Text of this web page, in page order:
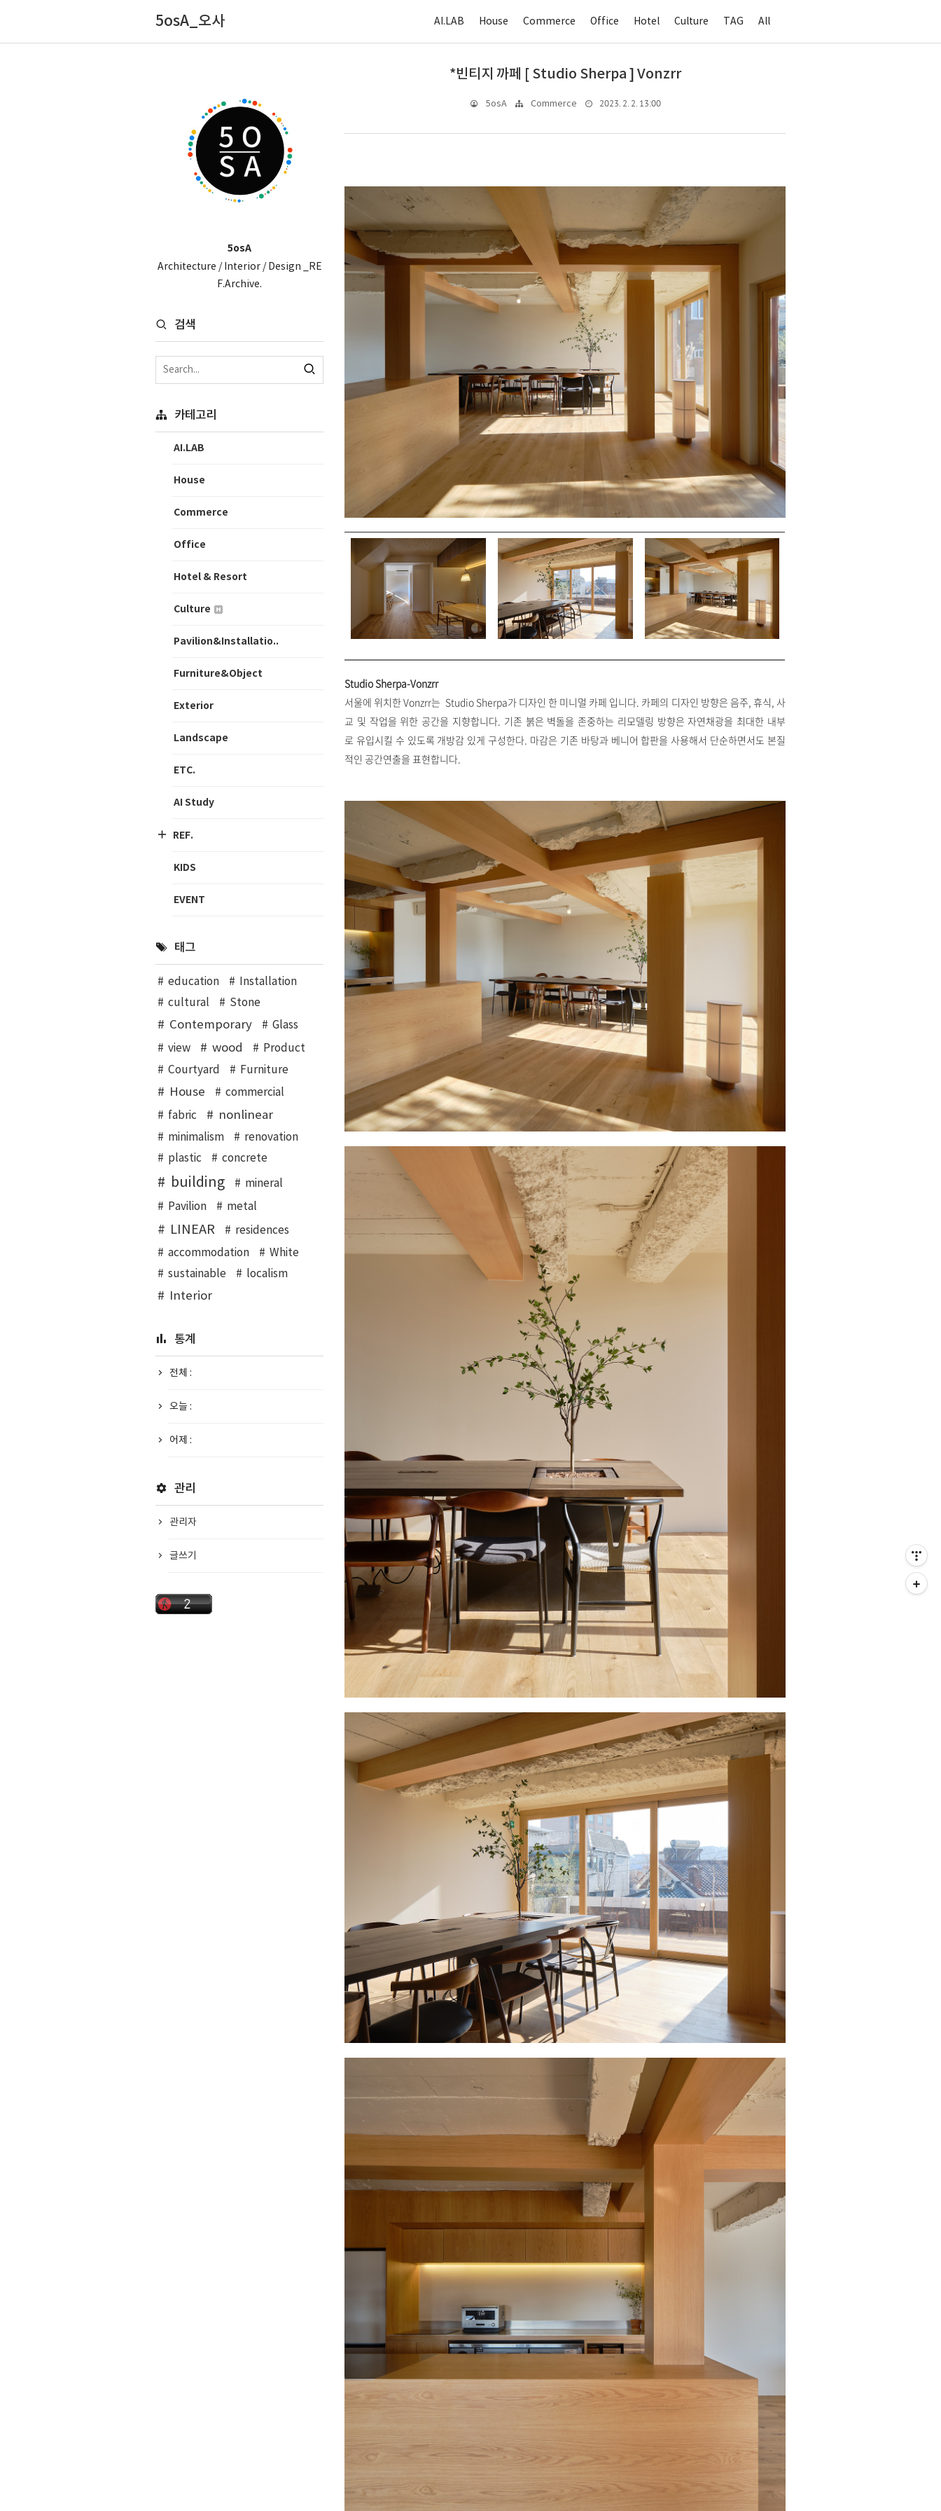
5osA_오사 AI.LAB House Commerce Office Hotel Culture TAG All
*빈티지 까페 [ Studio Sherpa ] Vonzrr
5osA Commerce 2023. 2. 2. 13:00
Studio Sherpa-Vonzrr
서울에 위치한 Vonzrr는 Studio Sherpa가 디자인 한 미니멀 카페 입니다. 카페의 디자인 방향은 음주, 휴식, 사
교 및 작업을 위한 공간을 지향합니다. 기존 붉은 벽돌을 존중하는 리모델링 방향은 자연채광을 최대한 내부
로 유입시킬 수 있도록 개방감 있게 구성한다. 마감은 기존 바탕과 베니어 합판을 사용해서 단순하면서도 본질
적인 공간연출을 표현합니다.
5osA
Architecture / Interior / Design _RE
F.Archive.
검색
카테고리
AI.LAB
House
Commerce
Office
Hotel & Resort
Culture
Pavilion&Installatio..
Furniture&Object
Exterior
Landscape
ETC.
AI Study
REF.
KIDS
EVENT
태그
education
Installation
cultural
Stone
Contemporary
Glass
view
wood
Product
Courtyard
Furniture
House
commercial
fabric
nonlinear
minimalism
renovation
plastic
concrete
building
mineral
Pavilion
metal
LINEAR
residences
accommodation
White
sustainable
localism
Interior
통계
전체 :
오늘 :
어제 :
관리
관리자
글쓰기